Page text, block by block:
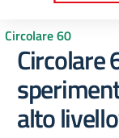
Circolare 60
Circolare
alto